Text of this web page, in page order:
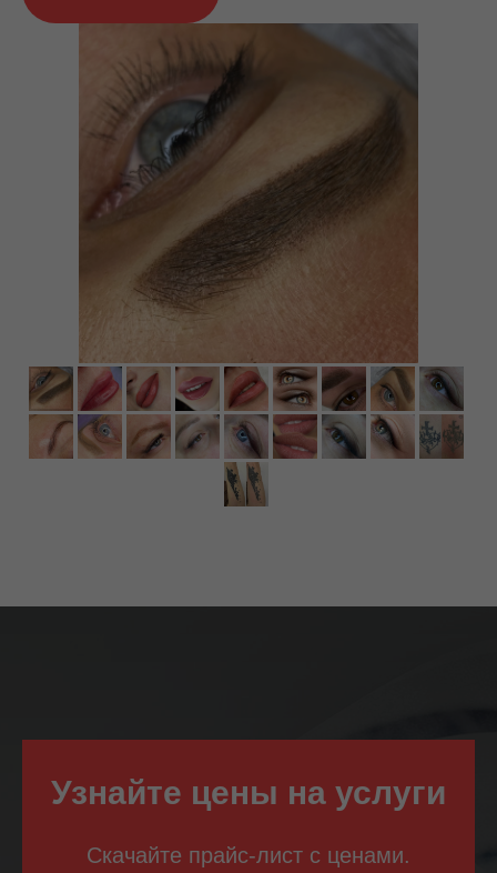
Узнайте цены на услуги
Скачайте прайс-лист с ценами.